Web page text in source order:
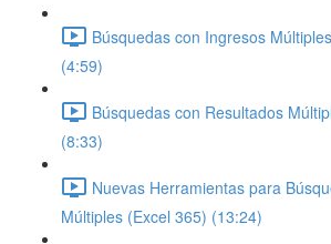
Búsquedas con Ingresos
(4:59)
Búsquedas con Resultados
(8:33)
Nuevas Herramientas para
Múltiples (Excel 365) (13:24)